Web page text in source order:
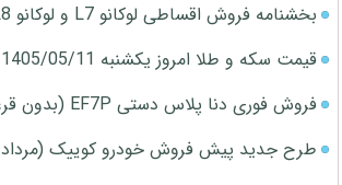
بخشنامه فروش اقساطی لوکانو L7 و لوکانو L8 (مرداد 1405)
قیمت سکه و طلا امروز یکشنبه 1405/05/11
فروش فوری دنا پلاس دستی EF7P (بدون قرعه کشی)
طرح جدید پیش فروش خودرو کوییک (مرداد 1405)